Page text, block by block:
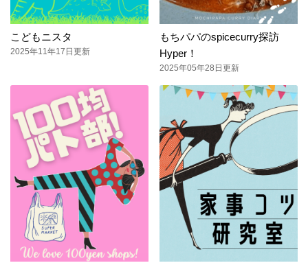
こどもニスタ
2025年11年17日更新
もちパパのspicecurry探訪
Hyper！
2025年05年28日更新